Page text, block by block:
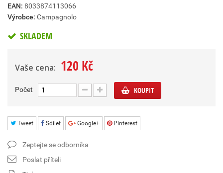
EAN: 8033874113066
Výrobce: Campagnolo
SKLADEM
Vaše cena: 120 Kč
Počet KOUPIT
Tweet Sdílet Google+ Pinterest
Zeptejte se odborníka
Poslat příteli